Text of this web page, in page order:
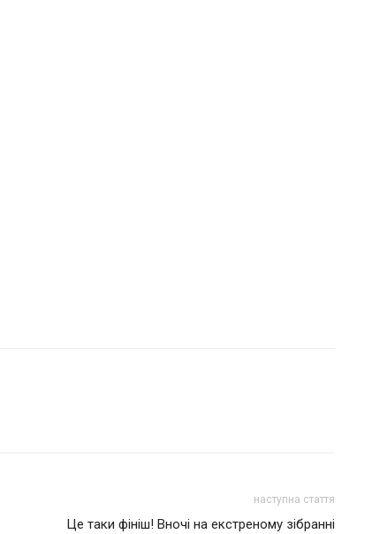
наступна стаття
Це таки фініш! Вночі на екстреному зібранні